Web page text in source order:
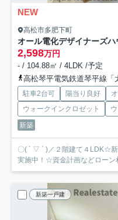
NEW
高松市多肥下町
2,598万円
- / 104.88㎡ / 4LDK /予定
高松琴平電気鉄道琴平線「
駐車2台可 陽当り良好
ウォークインクロゼット
新築
〇( ´ ▽ ` )／２階建て４LDK☆
実施中！☆資金計画などローン
新築一戸建